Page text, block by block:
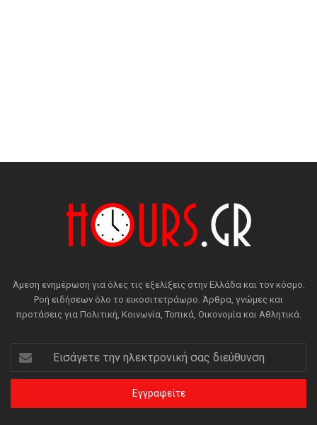
Άμεση ενημέρωση για όλες τις εξελίξεις στην Ελλάδα και τον κόσμο.
Ροή ειδήσεων όλο το εικοσιτετράωρο. Άρθρα, γνώμες και
προτάσεις για Πολιτική, Κοινωνία, Τοπικά, Οικονομία και Αθλητικά.
την
ηλεκτρονική
διεύθυνση